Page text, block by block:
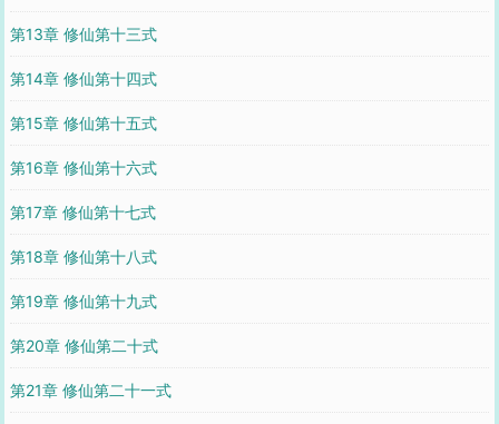
第13章 修仙第十三式
第14章 修仙第十四式
第15章 修仙第十五式
第16章 修仙第十六式
第17章 修仙第十七式
第18章 修仙第十八式
第19章 修仙第十九式
第20章 修仙第二十式
第21章 修仙第二十一式